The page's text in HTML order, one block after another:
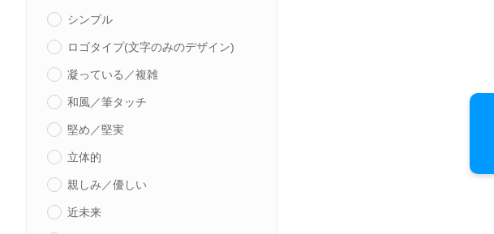
シンプル
ロゴタイプ(文字のみのデザイン)
凝っている／複雑
和風／筆タッチ
堅め／堅実
立体的
親しみ／優しい
近未来